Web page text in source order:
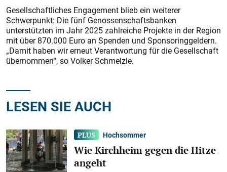
Gesellschaftliches Engagement blieb ein weiterer
Schwerpunkt: Die fünf Genossenschaftsbanken
unterstützten im Jahr 2025 zahlreiche Projekte in der Region
mit über 870.000 Euro an Spenden und Sponsoringgeldern.
„Damit haben wir erneut Verantwortung für die Gesellschaft
übernommen“, so Volker Schmelzle.
LESEN SIE AUCH
Hochsommer
Wie Kirchheim gegen die Hitze
angeht